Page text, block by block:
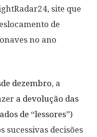
site que
de
no ano
dezembro, a
a devolução das
de “lessores”)
sucessivas decisões